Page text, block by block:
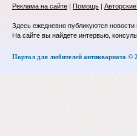
Реклама на сайте | Помощь |
Здесь ежедневно публикуются
На сайте вы найдете интервью,
Портал для любителей антиквариата ©